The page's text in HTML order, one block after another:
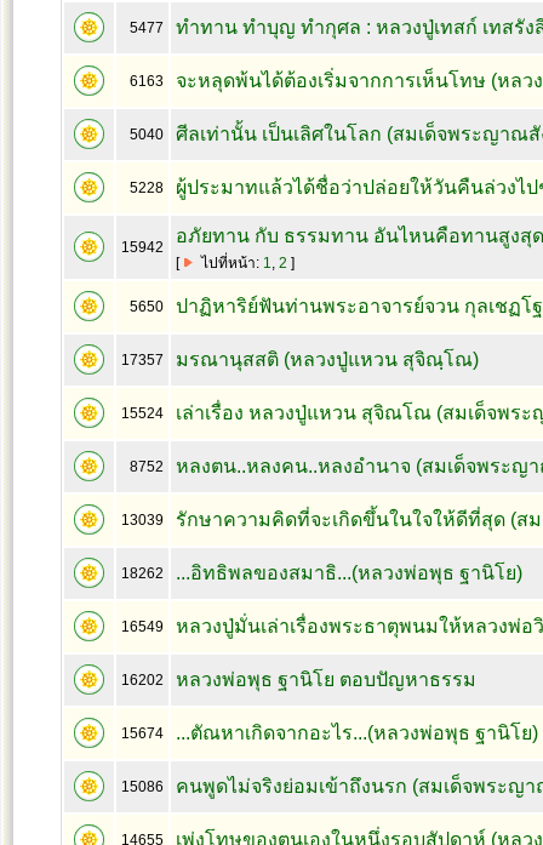
5477 ทำทาน ทำบุญ ทำกุศล : หลวงปู่เทสก์ เทสรัง
6163 จะหลุดพ้นได้ต้องเริ่มจากการเห็นโทษ (หลว
5040 ศีลเท่านั้น เป็นเลิศในโลก (สมเด็จพระญาณสั
5228 ผู้ประมาทแล้วได้ชื่อว่าปล่อยให้วันคืนล่วงไป
15942
อภัยทาน กับ ธรรมทาน อันไหนคือทานสูงสุด
[ ไปที่หน้า: 1, 2 ]
5650 ปาฏิหาริย์ฟันท่านพระอาจารย์จวน กุลเชฏโ
17357 มรณานุสสติ (หลวงปู่แหวน สุจิณฺโณ)
15524 เล่าเรื่อง หลวงปู่แหวน สุจิณโณ (สมเด็จพร
8752 หลงตน..หลงคน..หลงอำนาจ (สมเด็จพระญ
13039 รักษาความคิดที่จะเกิดขึ้นในใจให้ดีที่สุด (ส
18262 ...อิทธิพลของสมาธิ...(หลวงพ่อพุธ ฐานิโย)
16549 หลวงปู่มั่นเล่าเรื่องพระธาตุพนมให้หลวงพ่อ
16202 หลวงพ่อพุธ ฐานิโย ตอบปัญหาธรรม
15674 ...ตัณหาเกิดจากอะไร...(หลวงพ่อพุธ ฐานิโย)
15086 คนพูดไม่จริงย่อมเข้าถึงนรก (สมเด็จพระญา
14655 เพ่งโทษของตนเองในหนึ่งรอบสัปดาห์ (หล